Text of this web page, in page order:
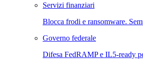
Servizi finanziari
Blocca frodi e ransomware.
Governo federale
Difesa FedRAMP e IL5-ready